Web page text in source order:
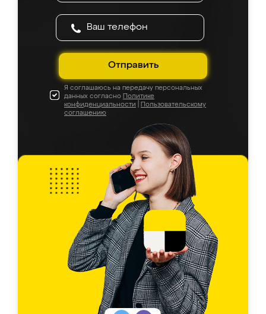
Отправить
Я соглашаюсь на передачу персональных
данных согласно Политике
конфиденциальности
Пользовательскому
соглашению